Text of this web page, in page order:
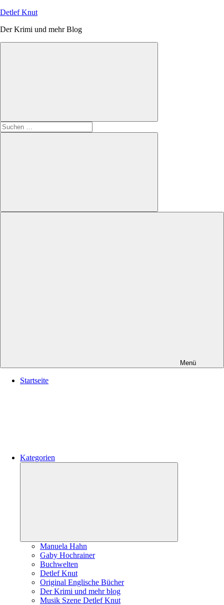
Zum
springen
Detlef Knut
Der Krimi und mehr Blog
Suchen
nach:
Suchen
Menü
Startseite
Kategorien
Manuela Hahn
Gaby Hochrainer
Buchwelten
Detlef Knut
Original Englische Bücher
Der Krimi und mehr blog
Musik Szene Detlef Knut